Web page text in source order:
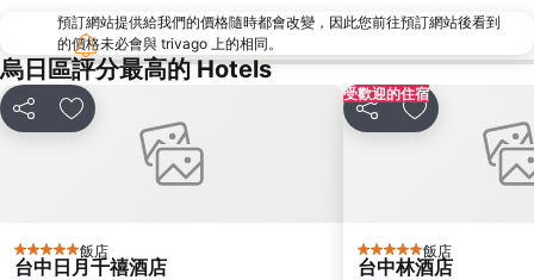
水里火車站
埔里酒廠
后豐鐵馬道
台中國立美術館
台中公園
八卦山大佛風景區
預訂網站提供給我們的價格隨時都會改變，因此您前往預訂網站後看到
的價格未必會與 trivago 上的相同。
烏日區評分最高的 Hotels
分享 加入我的最愛
5 星級 飯店
台中日月千禧酒店
受歡迎的住宿
分享 加入我的最愛
5 星級 飯店
台中林酒店